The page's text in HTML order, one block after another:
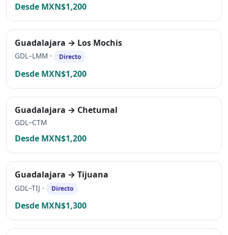
Desde MXN$1,200
Guadalajara → Los Mochis
GDL–LMM · Directo
Desde MXN$1,200
Guadalajara → Chetumal
GDL–CTM
Desde MXN$1,200
Guadalajara → Tijuana
GDL–TIJ · Directo
Desde MXN$1,300